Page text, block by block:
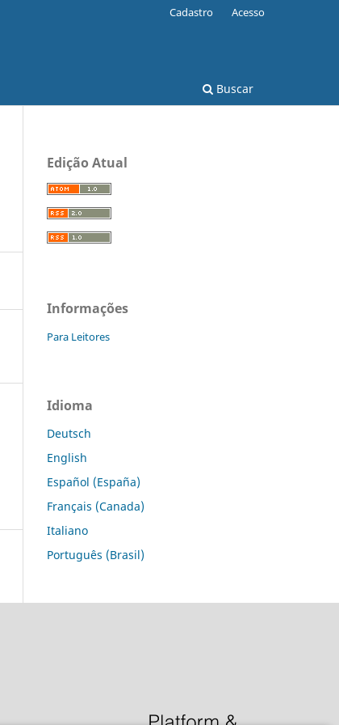
Buscar
Cadastro Acesso
Edição Atual
Informações
Para Leitores
Idioma
Deutsch
English
Español (España)
Français (Canada)
Italiano
Português (Brasil)